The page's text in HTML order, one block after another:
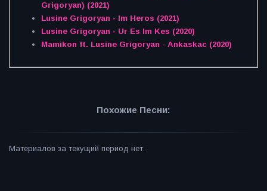
Grigoryan) (2021)
Lusine Grigoryan - Im Heros (2021)
Lusine Grigoryan - Ur Es Im Kes (2020)
Mamikon ft. Lusine Grigoryan - Ankaskac (2020)
Похожие Песни:
Материалов за текущий период нет.